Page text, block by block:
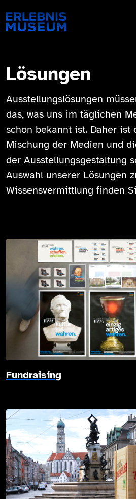
Lösungen
Ausstellungslösungen
das, was uns im täglichen
schon bekannt ist. Daher
Mischung der Medien und
der Ausstellungsgestaltung
Auswahl unserer Lösungen
Wissensvermittlung finden
Fundraising